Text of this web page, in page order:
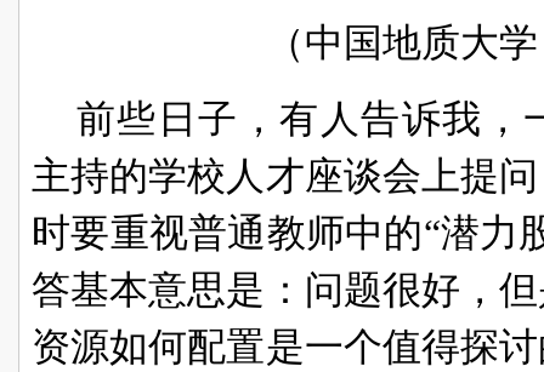
（中国地质大
前些日子，有人告诉我，
主持的学校人才座谈会上提
时要重视普通教师中的“潜力
答基本意思是：问题很好，
资源如何配置是一个值得探